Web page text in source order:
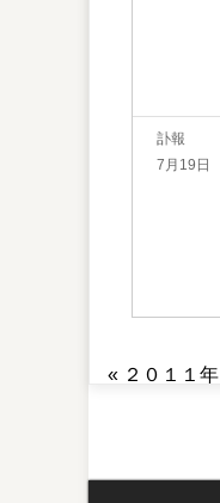
訃報
7月19日
« ２０１１年